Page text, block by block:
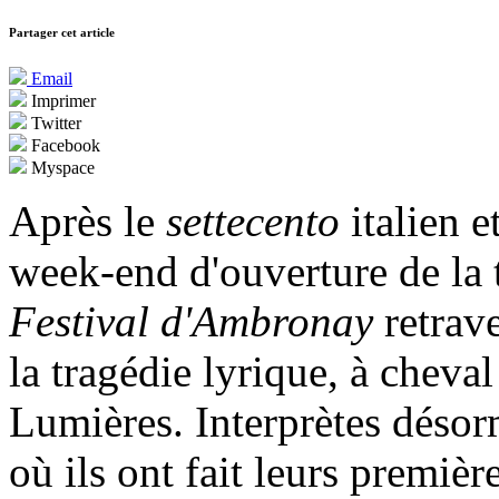
Partager cet article
Email
Imprimer
Twitter
Facebook
Myspace
Après le settecento italien
week-end d'ouverture de
Festival d'Ambronay
la tragédie lyrique, à
Lumières. Interprètes
où ils ont fait leurs